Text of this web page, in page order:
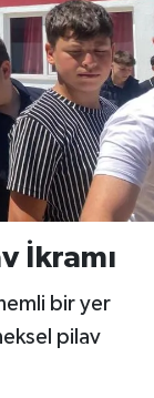
İkramı
bir yer
pilav